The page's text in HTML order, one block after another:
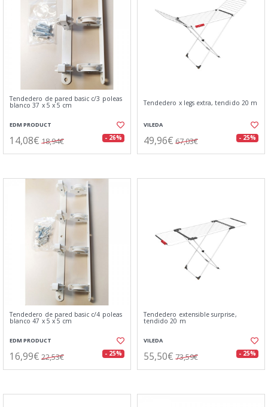
Tendedero de pared basic c/3 poleas
blanco 37 x 5 x 5 cm
EDM PRODUCT
14,08€ 18,94€ - 26%
Tendedero x legs extra, tendido 20 m
VILEDA
49,96€ 67,03€ - 25%
Tendedero de pared basic c/4 poleas
blanco 47 x 5 x 5 cm
EDM PRODUCT
16,99€ 22,53€ - 25%
Tendedero extensible surprise,
tendido 20 m
VILEDA
55,50€ 73,59€ - 25%